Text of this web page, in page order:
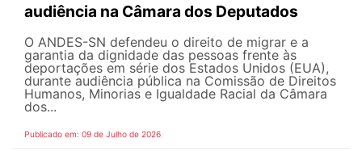
audiência na Câmara dos Deputados
O ANDES-SN defendeu o direito de migrar e a
garantia da dignidade das pessoas frente às
deportações em série dos Estados Unidos (EUA),
durante audiência pública na Comissão de Direitos
Humanos, Minorias e Igualdade Racial da Câmara
dos...
Publicado em: 09 de Julho de 2026